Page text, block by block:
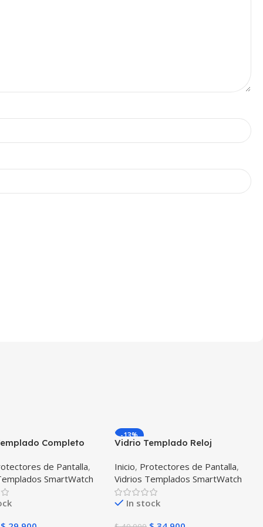
Completo
de Pantalla,
SmartWatch
-13%
Vidrio Templado Reloj
X3 Unidades
Inicio, Protectores de Pantalla,
Vidrios Templados SmartWatch
In stock